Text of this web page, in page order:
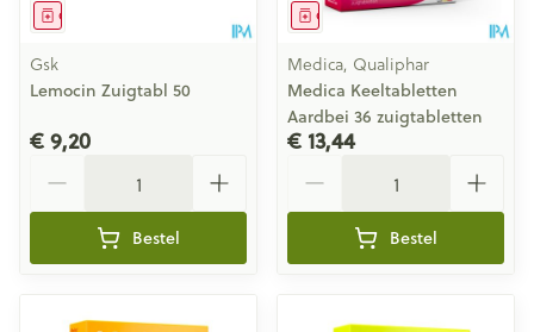
Geneesmiddel
Gsk
Lemocin Zuigtabl 50
€ 9,20
Bestel
Geneesmiddel
Medica, Qualiphar
Medica Keeltabletten
Aardbei 36 zuigtabletten
€ 13,44
Bestel